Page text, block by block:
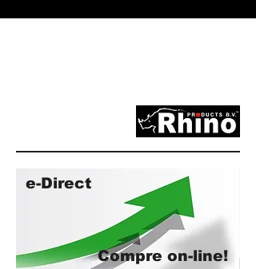
e-Direct
Compre on-line!